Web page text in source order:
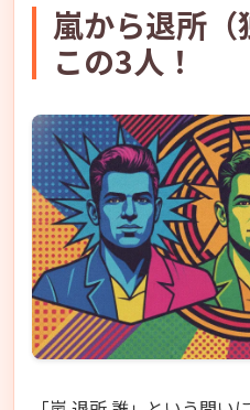
嵐から退所
この3人！